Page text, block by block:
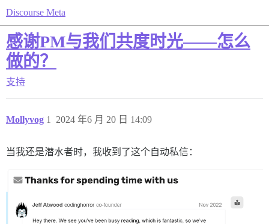
Discourse Meta
感谢PM与我们共度时光——怎么
做的？
支持
Mollyvog 2024 年6 月 20 日 14:09
1
当我还是潜水者时，我收到了这个自动私信：